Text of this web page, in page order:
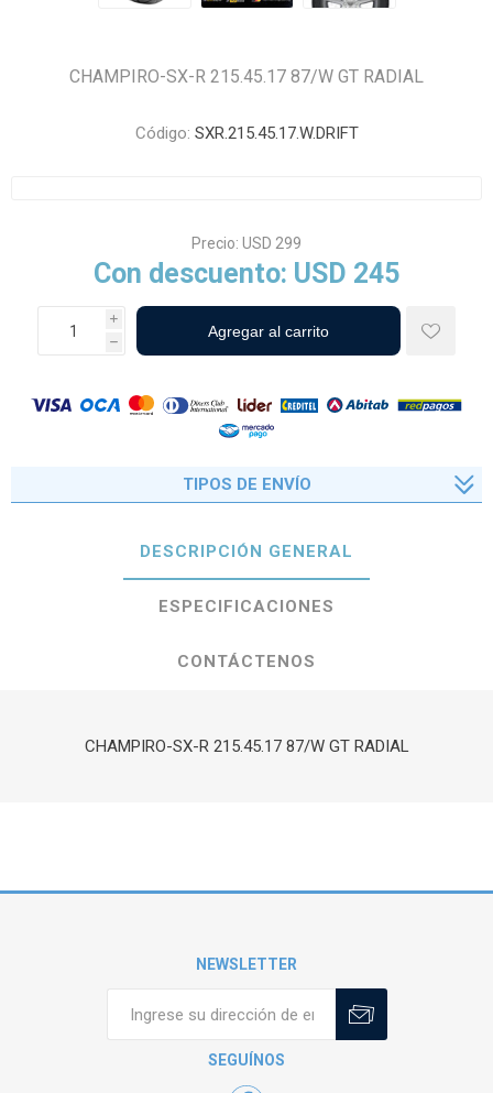
CHAMPIRO-SX-R 215.45.17 87/W GT RADIAL
Código: SXR.215.45.17.W.DRIFT
Precio: USD 299
Con descuento: USD 245
i
h
TIPOS DE ENVÍO
DESCRIPCIÓN GENERAL
ESPECIFICACIONES
CONTÁCTENOS
CHAMPIRO-SX-R 215.45.17 87/W GT RADIAL
NEWSLETTER
SEGUÍNOS